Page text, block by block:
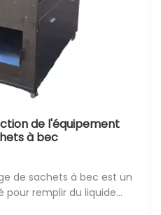
de l'équipement
à bec
pour remplir du liquide